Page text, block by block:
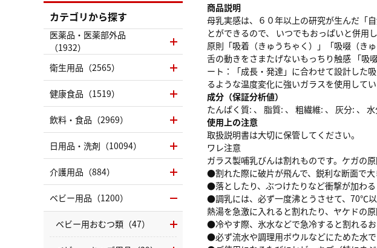
商品説明
母乳実感は、６０年以上の研究が生んだ「
とができるので、 いつでもおっぱいと併用
原則「吸着（きゅうちゃく）」「吸啜（き
舌の動きをさまたげないもっちり触感 「吸
ート：「成長・発達」に合わせて設計した
るような温度変化に強いガラスを使用してい
成分（保証分析値）
たんぱく質: 、 脂質: 、 粗繊維: 、 灰分: 、
使用上の注意
取扱説明書は大切に保管してください。
ワレ注意
ガラス製哺乳びんは割れものです。ケガの原
●割れた際に破片が飛んで、鋭利な断面で大
●落としたり、ぶつけたりなど衝撃が加わ
●調乳には、必ず一度沸とうさせて、70℃
熱湯を急激に入れると割れたり、ヤケドの原
●冷やす際、氷水などで急冷すると割れるお
●必ず流水や調理用ボウルなどにためた水で
カテゴリから探す
医薬品・医薬部外品
（1932）
衛生用品（2565）
健康食品（1519）
飲料・食品（2969）
日用品・洗剤（10094）
介護用品（884）
ベビー用品（1200）
ベビー用おむつ類（47）